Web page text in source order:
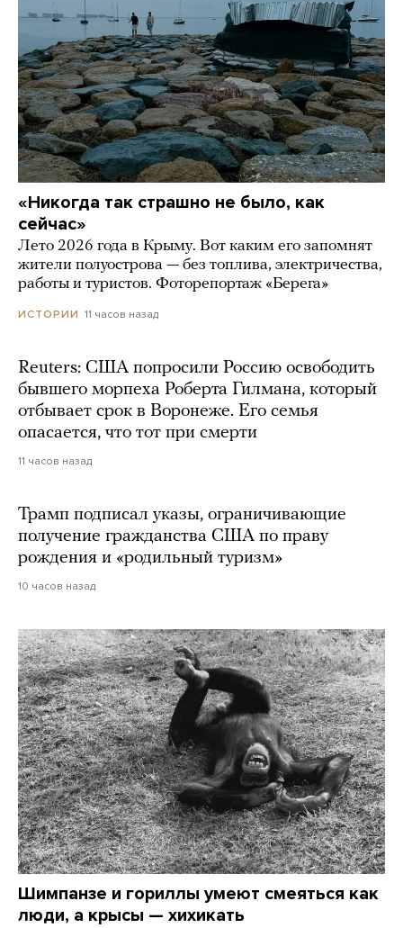
«Никогда так страшно не было, как
сейчас»
Лето 2026 года в Крыму. Вот каким его запомнят
жители полуострова — без топлива, электричества,
работы и туристов. Фоторепортаж «Берега»
ИСТОРИИ 11 часов назад
Reuters: США попросили Россию освободить
бывшего морпеха Роберта Гилмана, который
отбывает срок в Воронеже. Его семья
опасается, что тот при смерти
11 часов назад
Трамп подписал указы, ограничивающие
получение гражданства США по праву
рождения и «родильный туризм»
10 часов назад
Шимпанзе и гориллы умеют смеяться как
люди, а крысы — хихикать